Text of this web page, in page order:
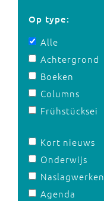
Op type:
Alle
Achtergrond
Boeken
Columns
Frühstücksei
Kort nieuws
Onderwijs
Naslagwerken
Agenda